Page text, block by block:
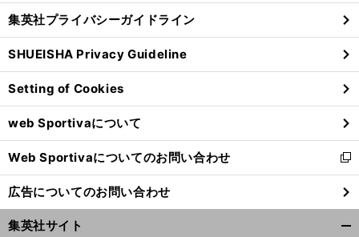
る
し
い
ウ
ィ
ン
ド
ウ
で
開
く
集英社プライバシーガイドライン
SHUEISHA Privacy Guideline
Setting of Cookies
web Sportivaについて
Web Sportivaについてのお問い合わせ
新
し
い
ウ
ィ
広告についてのお問い合わせ
集英社サイト